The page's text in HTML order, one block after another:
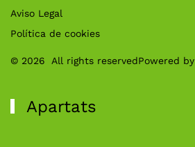
Aviso Legal
Política de cookies
© 2026 All rights reservedPowered by
Apartats